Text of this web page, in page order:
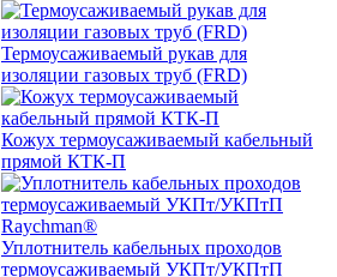
Термоусаживаемый рукав для
изоляции газовых труб (FRD)
Кожух термоусаживаемый кабельный
прямой КТК-П
Уплотнитель кабельных проходов
термоусаживаемый УКПт/УКПтП